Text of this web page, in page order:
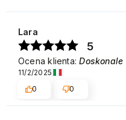
Lara
5
Ocena klienta:Doskonale
11/2/2025
0
0